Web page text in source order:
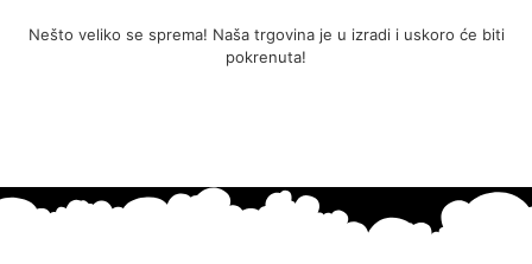
Nešto veliko se sprema! Naša trgovina je u izradi i uskoro će biti
pokrenuta!